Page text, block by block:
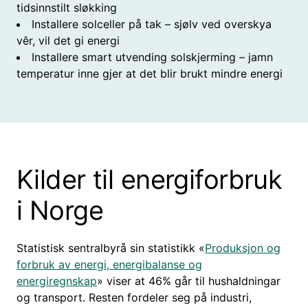
tidsinnstilt sløkking
Installere solceller på tak – sjølv ved overskya
vêr, vil det gi energi
Installere smart utvending solskjerming – jamn
temperatur inne gjer at det blir brukt mindre energi
Kilder til energiforbruk
i Norge
Statistisk sentralbyrå sin statistikk «Produksjon og
forbruk av energi, energibalanse og
energiregnskap» viser at 46% går til hushaldningar
og transport. Resten fordeler seg på industri,